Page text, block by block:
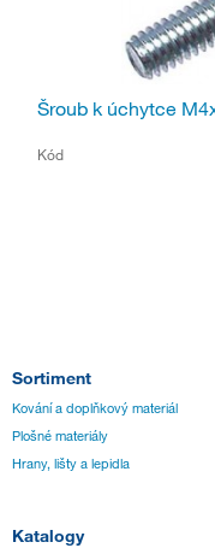
Šroub k úchytce
Kód
Sortiment
Kování a doplňkový materiál
Plošné materiály
Hrany, lišty a lepidla
Katalogy